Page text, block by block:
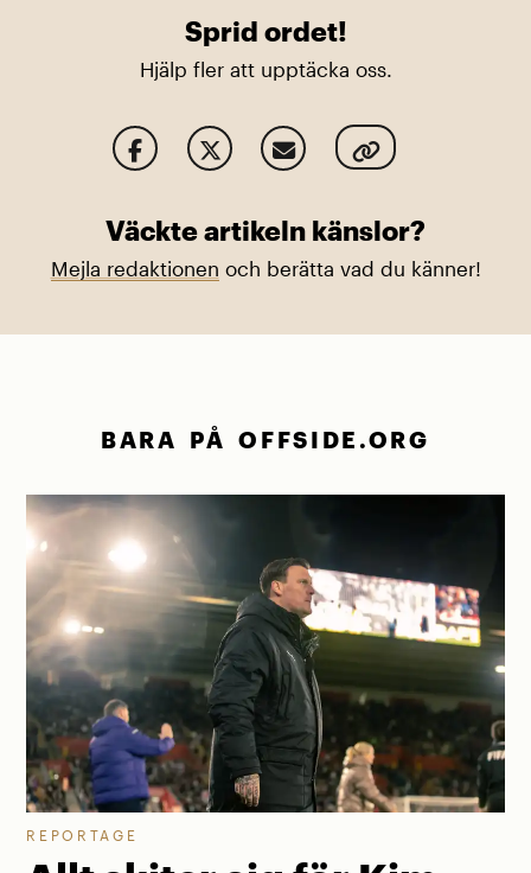
Sprid ordet!
Hjälp fler att upptäcka oss.
Väckte artikeln känslor?
Mejla redaktionen och berätta vad du känner!
BARA PÅ OFFSIDE.ORG
REPORTAGE